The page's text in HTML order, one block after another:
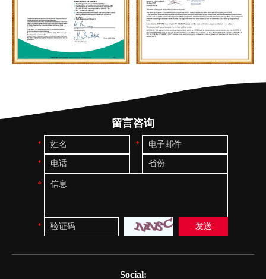
留言咨询
Social: